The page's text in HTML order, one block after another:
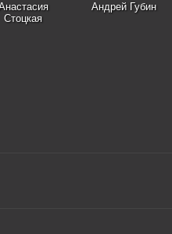
Стоцкая
Андрей Губин